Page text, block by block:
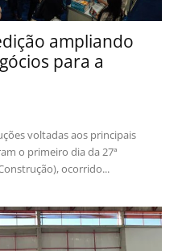
ampliando
para a
voltadas aos principais
o primeiro dia da 27ª
ocorrido...